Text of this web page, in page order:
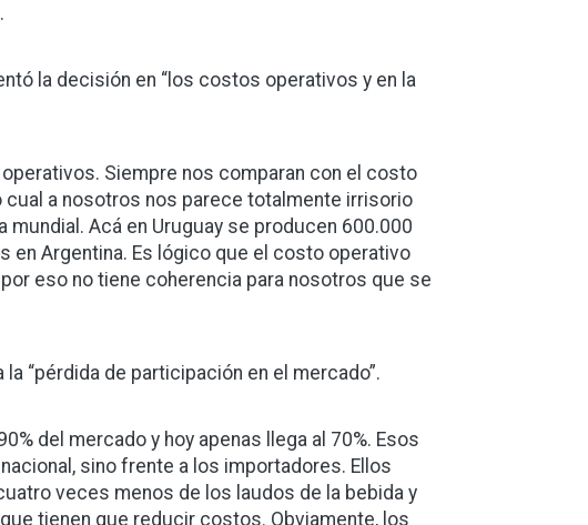
la decisión en “los costos operativos y en la
Siempre nos comparan con el costo
cual a nosotros nos parece totalmente irrisorio
Acá en Uruguay se producen 600.000
Argentina. Es lógico que el costo operativo
eso no tiene coherencia para nosotros que se
“pérdida de participación en el mercado”.
del mercado y hoy apenas llega al 70%. Esos
sino frente a los importadores. Ellos
veces menos de los laudos de la bebida y
tienen que reducir costos. Obviamente, los